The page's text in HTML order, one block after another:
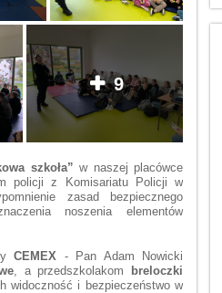
9
szkoła” w naszej placówce
policji z Komisariatu Policji w
zasad bezpiecznego
noszenia elementów
CEMEX - Pan Adam Nowicki
, a przedszkolakom
breloczki
widoczność i bezpieczeństwo w